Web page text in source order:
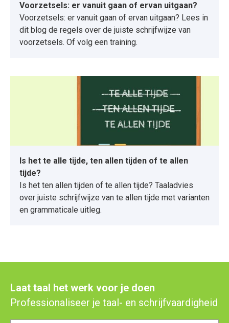
Voorzetsels: er vanuit gaan of ervan uitgaan?
Voorzetsels: er vanuit gaan of ervan uitgaan? Lees in
dit blog de regels over de juiste schrijfwijze van
voorzetsels. Of volg een training.
Is het te alle tijde, ten allen tijden of te allen
tijde?
Is het ten allen tijden of te allen tijde? Taaladvies
over juiste schrijfwijze van te allen tijde met varianten
en grammaticale uitleg.
Laat taal het werk voor je doen
Professionaliseer je taal- en schrijfvaardigheid